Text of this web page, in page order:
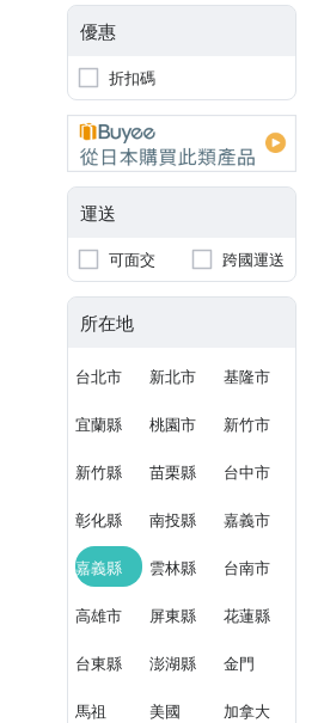
優惠
折扣碼
運送
可面交 跨國運送
所在地
台北市 新北市 基隆市
宜蘭縣 桃園市 新竹市
新竹縣 苗栗縣 台中市
彰化縣 南投縣 嘉義市
嘉義縣 雲林縣 台南市
高雄市 屏東縣 花蓮縣
台東縣 澎湖縣 金門
馬祖 美國 加拿大